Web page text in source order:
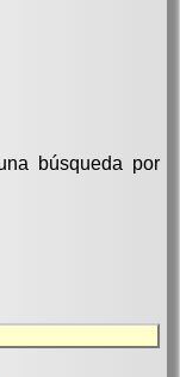
búsqueda por